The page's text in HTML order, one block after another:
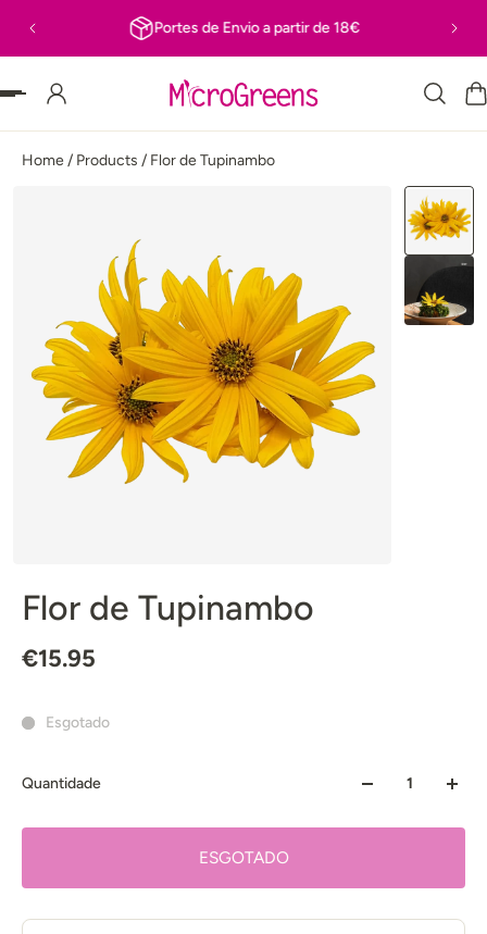
PARA O TEXTO Portes de Envio a partir de 18€
Home/ Products / Flor de Tupinambo
Flor de Tupinambo
€15.95
Esgotado
Quantidade
ESGOTADO